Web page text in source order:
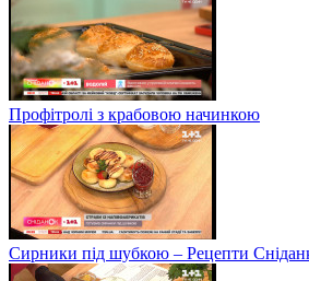
Профітролі з крабовою начинкою
Сирники під шубкою – Рецепти